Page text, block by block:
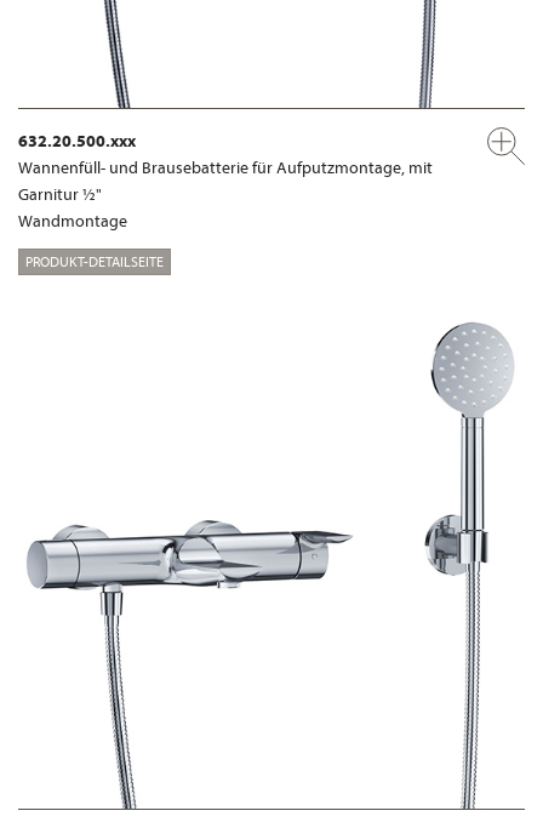
632.20.500.xxx
Wannenfüll- und Brausebatterie für Aufputzmontage, mit
Garnitur ½"
Wandmontage
PRODUKT-DETAILSEITE